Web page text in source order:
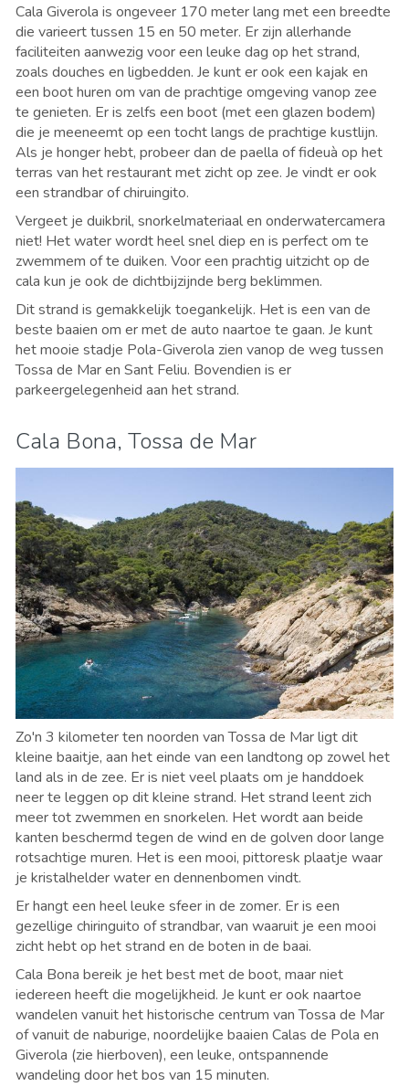
Cala Giverola is ongeveer 170 meter lang met een breedte
die varieert tussen 15 en 50 meter. Er zijn allerhande
faciliteiten aanwezig voor een leuke dag op het strand,
zoals douches en ligbedden. Je kunt er ook een kajak en
een boot huren om van de prachtige omgeving vanop zee
te genieten. Er is zelfs een boot (met een glazen bodem)
die je meeneemt op een tocht langs de prachtige kustlijn.
Als je honger hebt, probeer dan de paella of fideuà op het
terras van het restaurant met zicht op zee. Je vindt er ook
een strandbar of chiruingito.
Vergeet je duikbril, snorkelmateriaal en onderwatercamera
niet! Het water wordt heel snel diep en is perfect om te
zwemmem of te duiken. Voor een prachtig uitzicht op de
cala kun je ook de dichtbijzijnde berg beklimmen.
Dit strand is gemakkelijk toegankelijk. Het is een van de
beste baaien om er met de auto naartoe te gaan. Je kunt
het mooie stadje Pola-Giverola zien vanop de weg tussen
Tossa de Mar en Sant Feliu. Bovendien is er
parkeergelegenheid aan het strand.
Cala Bona, Tossa de Mar
Zo'n 3 kilometer ten noorden van Tossa de Mar ligt dit
kleine baaitje, aan het einde van een landtong op zowel het
land als in de zee. Er is niet veel plaats om je handdoek
neer te leggen op dit kleine strand. Het strand leent zich
meer tot zwemmen en snorkelen. Het wordt aan beide
kanten beschermd tegen de wind en de golven door lange
rotsachtige muren. Het is een mooi, pittoresk plaatje waar
je kristalhelder water en dennenbomen vindt.
Er hangt een heel leuke sfeer in de zomer. Er is een
gezellige chiringuito of strandbar, van waaruit je een mooi
zicht hebt op het strand en de boten in de baai.
Cala Bona bereik je het best met de boot, maar niet
iedereen heeft die mogelijkheid. Je kunt er ook naartoe
wandelen vanuit het historische centrum van Tossa de Mar
of vanuit de naburige, noordelijke baaien Calas de Pola en
Giverola (zie hierboven), een leuke, ontspannende
wandeling door het bos van 15 minuten.